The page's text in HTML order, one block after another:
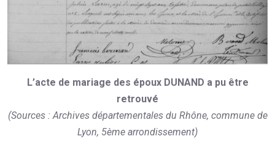
L’acte de mariage des époux DUNAND a pu être
retrouvé
(Sources : Archives départementales du Rhône, commune de
Lyon, 5ème arrondissement)